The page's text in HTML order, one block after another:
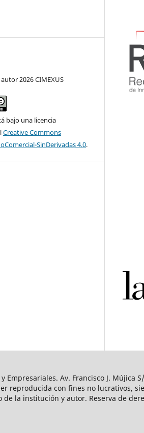
2026 CIMEXUS
bajo una licencia
Creative Commons
SinDerivadas 4.0.
Av. Francisco J. Mújica
reproducida con fines no lucrativos,
la institución y autor. Reserva de